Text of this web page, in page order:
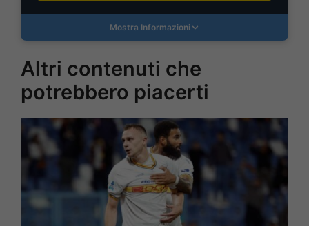
Mostra Informazioni
Altri contenuti che
potrebbero piacerti